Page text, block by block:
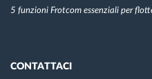
5 funzioni Frotcom essenziali per
CONTATTACI